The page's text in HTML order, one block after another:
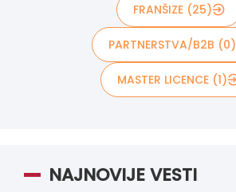
FRANŠIZE (25)
PARTNERSTVA/B2B (0)
MASTER LICENCE (1)
NAJNOVIJE VESTI